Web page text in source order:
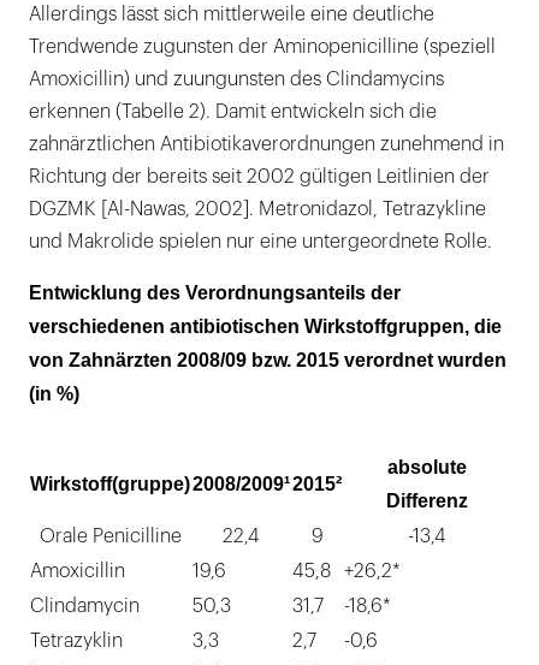
Allerdings lässt sich mittlerweile eine deutliche
Trendwende zugunsten der Aminopenicilline (speziell
Amoxicillin) und zuungunsten des Clindamycins
erkennen (Tabelle 2). Damit entwickeln sich die
zahnärztlichen Antibiotikaverordnungen zunehmend in
Richtung der bereits seit 2002 gültigen Leitlinien der
DGZMK [Al-Nawas, 2002]. Metronidazol, Tetrazykline
und Makrolide spielen nur eine untergeordnete Rolle.
Entwicklung des Verordnungsanteils der
verschiedenen antibiotischen Wirkstoffgruppen, die
von Zahnärzten 2008/09 bzw. 2015 verordnet wurden
(in %)
Wirkstoff(gruppe)2008/2009¹2015²
absolute
Differenz
Orale Penicilline 22,4 9
-13,4
Amoxicillin
19,6 45,8
+26,2*
Clindamycin
50,3 31,7
-18,6*
Tetrazyklin
3,3 2,7
-0,6